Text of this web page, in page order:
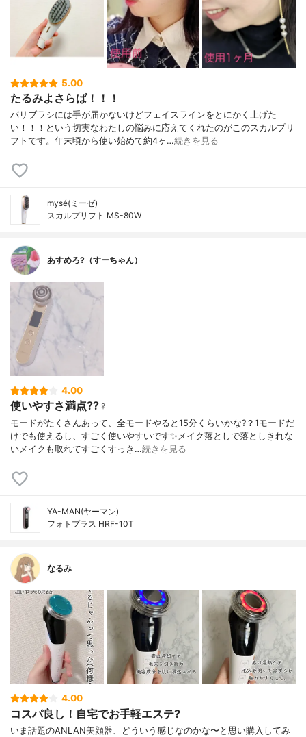
5.00
たるみよさらば！！！
バリブラシには手が届かないけどフェイスラインをとにかく上げた
い！！！という切実なわたしの悩みに応えてくれたのがこのスカルプリ
フトです。年末頃から使い始めて約4ヶ…続きを見る
mysé(ミーゼ)
スカルプリフト MS-80W
あすめろ?（すーちゃん）
4.00
使いやすさ満点??‍♀️
モードがたくさんあって、全モードやると15分くらいかな?？1モードだ
けでも使えるし、すごく使いやすいです✨メイク落としで落としきれな
いメイクも取れてすごくすっき…続きを見る
YA-MAN(ヤーマン)
フォトプラス HRF-10T
なるみ
4.00
コスパ良し！自宅でお手軽エステ?
いま話題のANLAN美顔器、どういう感じなのかな〜と思い購入してみ